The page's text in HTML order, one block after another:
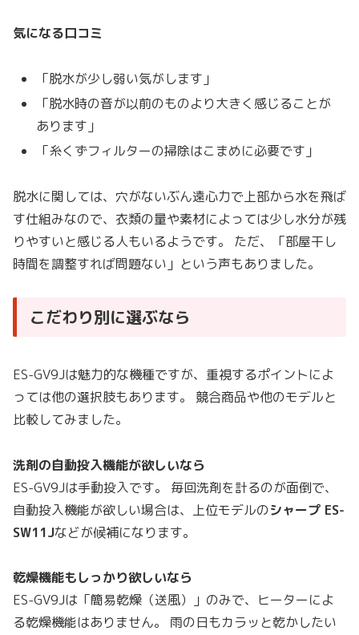
気になる口コミ
「脱水が少し弱い気がします」
「脱水時の音が以前のものより大きく感じることが
あります」
「糸くずフィルターの掃除はこまめに必要です」
脱水に関しては、穴がないぶん遠心力で上部から水を飛ば
す仕組みなので、衣類の量や素材によっては少し水分が残
りやすいと感じる人もいるようです。 ただ、「部屋干し
時間を調整すれば問題ない」という声もありました。
こだわり別に選ぶなら
ES-GV9Jは魅力的な機種ですが、重視するポイントによ
っては他の選択肢もあります。 競合商品や他のモデルと
比較してみました。
洗剤の自動投入機能が欲しいなら
ES-GV9Jは手動投入です。 毎回洗剤を計るのが面倒で、
自動投入機能が欲しい場合は、上位モデルのシャープ ES-
SW11Jなどが候補になります。
乾燥機能もしっかり欲しいなら
ES-GV9Jは「簡易乾燥（送風）」のみで、ヒーターによ
る乾燥機能はありません。 雨の日もカラッと乾かしたい